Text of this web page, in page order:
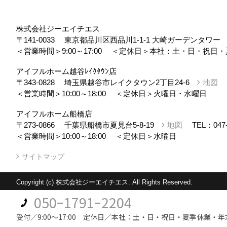
株式会社ジーエイチエス
〒141-0033
東京都品川区西品川1-1-1 大崎ガーデンタワ
＜営業時間＞9:00～17:00
＜定休日＞本社：土・日・祝日
アイフルホーム越谷ﾚｲｸﾀｳﾝ店
〒343-0828
埼玉県越谷市レイクタウン2丁目24-6 地図
＜営業時間＞10:00～18:00
＜定休日＞火曜日・水曜日
アイフルホーム船橋店
〒273-0866
千葉県船橋市夏見台5-8-19 地図 TEL：
＜営業時間＞10:00～18:00
＜定休日＞水曜日
サイトマップ
Copyright (c) 株式会社ジーエイチエス. All Rights Reserved.
050ｰ1791ｰ2204
受付／9:00～17:00 定休日／本社：土・日・祝日・夏季休業・